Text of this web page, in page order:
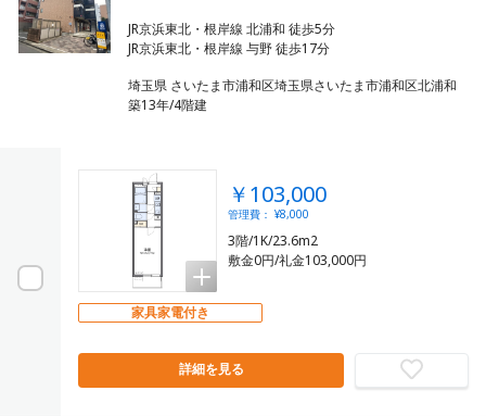
JR京浜東北・根岸線 北浦和 徒歩5分
埼玉県 さいたま市浦和区埼玉県さいたま市浦和区北浦和
築13年/4階建
￥103,000
管理費： ¥8,000
3階/1K/23.6m2
敷金0円/礼金103,000円
家具家電付き
詳細を見る